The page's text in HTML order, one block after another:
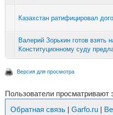
Казахстан ратифицировал
Валерий Зорькин готов взять
Конституционному суду
Версия для просмотра
Пользователи просматривают
Обратная связь | Garfo.ru |